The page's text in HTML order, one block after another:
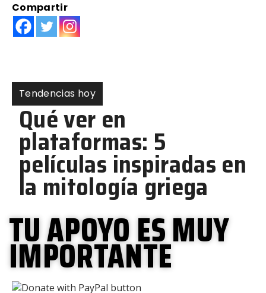
Compartir
Tendencias hoy
Qué ver en
plataformas: 5
películas inspiradas en
la mitología griega
TU APOYO ES MUY
IMPORTANTE